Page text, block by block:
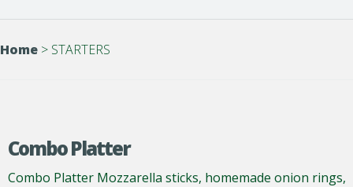
Home > STARTERS
Combo Platter
Combo Platter Mozzarella sticks, homemade onion rings,